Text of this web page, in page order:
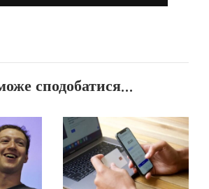
сподобатися...